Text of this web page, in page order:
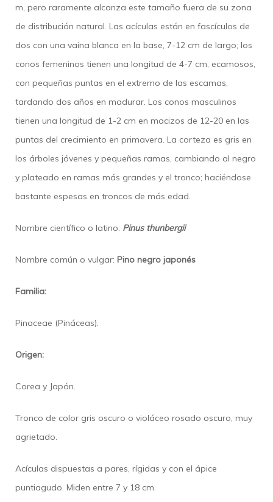
m, pero raramente alcanza este tamaño fuera de su zona
de distribución natural. Las acículas están en fascículos de
dos con una vaina blanca en la base, 7-12 cm de largo; los
conos femeninos tienen una longitud de 4-7 cm, ecamosos,
con pequeñas puntas en el extremo de las escamas,
tardando dos años en madurar. Los conos masculinos
tienen una longitud de 1-2 cm en macizos de 12-20 en las
puntas del crecimiento en primavera. La corteza es gris en
los árboles jóvenes y pequeñas ramas, cambiando al negro
y plateado en ramas más grandes y el tronco; haciéndose
bastante espesas en troncos de más edad.
Nombre científico o latino: Pinus thunbergii
Nombre común o vulgar: Pino negro japonés
Familia:
Pinaceae (Pináceas).
Origen:
Corea y Japón.
Tronco de color gris oscuro o violáceo rosado oscuro, muy
agrietado.
Acículas dispuestas a pares, rígidas y con el ápice
puntiagudo. Miden entre 7 y 18 cm.